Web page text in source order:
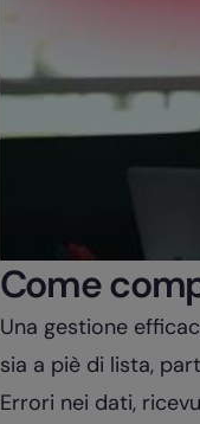
Come
Una gestione
sia a piè di lista,
Errori nei dati,